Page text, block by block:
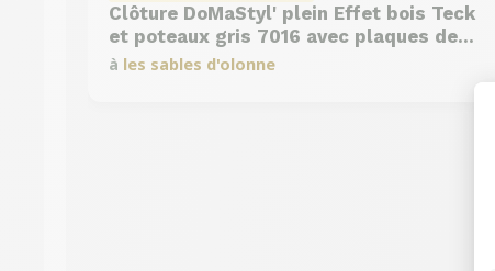
Clôture DoMaStyl' plein Effet bois Teck
et poteaux gris 7016 avec plaques de
soubassement béton
à les sables d'olonne